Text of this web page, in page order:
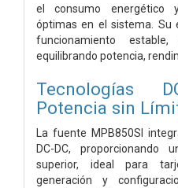
el consumo energético
óptimas en el sistema. Su
funcionamiento
equilibrando potencia,
Tecnologías
Potencia sin
La fuente MPB850SI
DC-DC, proporcionando
superior, ideal para
generación y